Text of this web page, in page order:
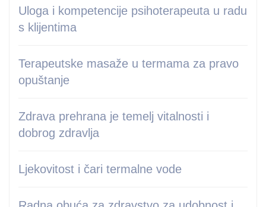
Uloga i kompetencije psihoterapeuta u radu
s klijentima
Terapeutske masaže u termama za pravo
opuštanje
Zdrava prehrana je temelj vitalnosti i
dobrog zdravlja
Ljekovitost i čari termalne vode